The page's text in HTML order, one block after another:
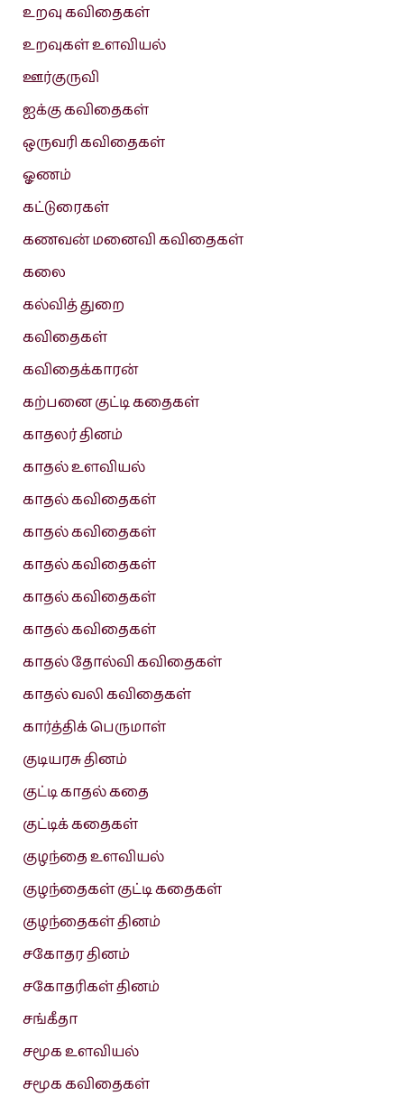
உறவு கவிதைகள்
உறவுகள் உளவியல்
ஊர்குருவி
ஐக்கு கவிதைகள்
ஒருவரி கவிதைகள்
ஓணம்
கட்டுரைகள்
கணவன் மனைவி கவிதைகள்
கலை
கல்வித் துறை
கவிதைகள்
கவிதைக்காரன்
கற்பனை குட்டி கதைகள்
காதலர் தினம்
காதல் உளவியல்
காதல் கவிதைகள்
காதல் கவிதைகள்
காதல் கவிதைகள்
காதல் கவிதைகள்
காதல் கவிதைகள்
காதல் தோல்வி கவிதைகள்
காதல் வலி கவிதைகள்
கார்த்திக் பெருமாள்
குடியரசு தினம்
குட்டி காதல் கதை
குட்டிக் கதைகள்
குழந்தை உளவியல்
குழந்தைகள் குட்டி கதைகள்
குழந்தைகள் தினம்
சகோதர தினம்
சகோதரிகள் தினம்
சங்கீதா
சமூக உளவியல்
சமூக கவிதைகள்